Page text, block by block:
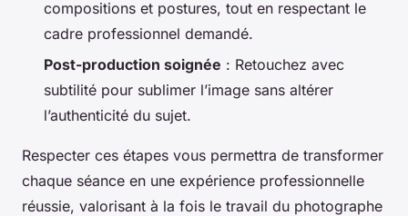
compositions et postures, tout en respectant le
cadre professionnel demandé.
Post-production soignée : Retouchez avec
subtilité pour sublimer l’image sans altérer
l’authenticité du sujet.
Respecter ces étapes vous permettra de transformer
chaque séance en une expérience professionnelle
réussie, valorisant à la fois le travail du photographe